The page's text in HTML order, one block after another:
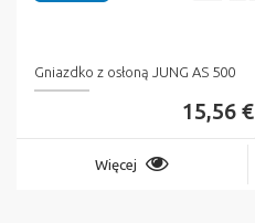
Gniazdko z osłoną JUNG AS 500
15,56 €
Więcej